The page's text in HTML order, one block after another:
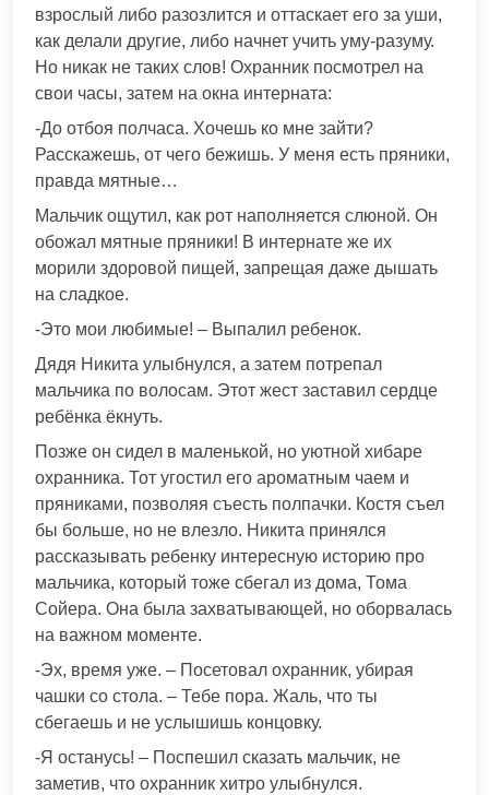
взрослый либо разозлится и оттаскает его за уши,
как делали другие, либо начнет учить уму-разуму.
Но никак не таких слов! Охранник посмотрел на
свои часы, затем на окна интерната:
-До отбоя полчаса. Хочешь ко мне зайти?
Расскажешь, от чего бежишь. У меня есть пряники,
правда мятные…
Мальчик ощутил, как рот наполняется слюной. Он
обожал мятные пряники! В интернате же их
морили здоровой пищей, запрещая даже дышать
на сладкое.
-Это мои любимые! – Выпалил ребенок.
Дядя Никита улыбнулся, а затем потрепал
мальчика по волосам. Этот жест заставил сердце
ребёнка ёкнуть.
Позже он сидел в маленькой, но уютной хибаре
охранника. Тот угостил его ароматным чаем и
пряниками, позволяя съесть полпачки. Костя съел
бы больше, но не влезло. Никита принялся
рассказывать ребенку интересную историю про
мальчика, который тоже сбегал из дома, Тома
Сойера. Она была захватывающей, но оборвалась
на важном моменте.
-Эх, время уже. – Посетовал охранник, убирая
чашки со стола. – Тебе пора. Жаль, что ты
сбегаешь и не услышишь концовку.
-Я останусь! – Поспешил сказать мальчик, не
заметив, что охранник хитро улыбнулся.